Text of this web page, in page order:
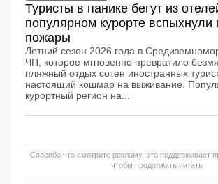
Туристы в панике бегут из
популярном курорте
пожары
Летний сезон 2026 года в
ЧП, которое мгновенно превратило
пляжный отдых сотен иностранных
настоящий кошмар на выживание.
курортный регион на...
Спасибо что смотрите рекламу, это поддерживает
чтобы продолжить читать